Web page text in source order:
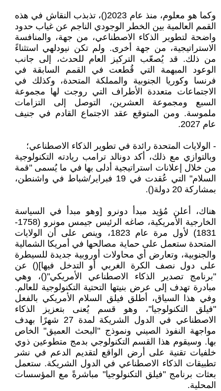
وكما هو معلوم، منذ عام 2023()، تذبذب النقاش في هذه
القمم العالمية بين الخطر الوجودي الناجم عن غياب حدود
واضحة لتطوير الذكاء الاصطناعي، من جهة، والمنافسة
الاستراتيجية، من جهة أخرى. ولم تكن نيودلهي استثناءً
من ذلك. قد يُصعّب التركيز العام للحدث، إلى جانب
الوعود المبهمة التي قُطعت في القمم السابقة في
فرنسا وكوريا الجنوبية والمملكة المتحدة، وكذلك في
الاجتماعات متعددة الأطراف التي روجت لها مجموعة
السبع ومجموعة العشرين، التوصل إلى التزامات
ملموسة. ومن المتوقع عقد الاجتماع القادم في جنيف
عام 2027.
- الولايات المتحدة رائدة في تطوير الذكاء الاصطناعي؛
وبالتوازي مع ذلك، أكد دونالد ترامب ريادته التكنولوجية
من خلال إعلانات استراتيجية أدلى بها في ما يُسمى "قمة
السلام" التي عُقدت في 19 فبراير/شباط في واشنطن،
بمشاركة 20 دولة().
هناك، أعلن مُؤيد مبدأ دونرو [وهو مبدأ في السياسة
الخارجية الأمريكية، صاغه الرئيس جيمس مونرو (1758-
1831) لأول مرة عام 1823، وينص على أن الولايات
المتحدة ستعمل على حماية مصالحها في أمريكا الشمالية
والجنوبية، وتعارض أي محاولات أوروبية جديدة للسيطرة
على دول نصف الكرة الغربي أو التدخل فيها]() عن
"برنامج تصدير الذكاء الاصطناعي الأمريكي"()، وهي
مبادرة تهدف إلى عرض بنيتها التحتية التكنولوجية للعالم.
وفي هذا السياق، أطلق فيلق السلام الأمريكي بالفعل
"فيلق التكنولوجيا"، وهو قسم يُعنى بتعزيز الذكاء
الاصطناعي في الدول الشريكة لمدة 27 شهرًا بهدف
مواجهة النفوذ الصيني ونموذج "البحث العميق" الخاص
بها. وسيقوم هذا القسم التكنولوجي بدمج متطوعين ذوي
خلفيات تقنية على أرض الواقع لتقديم الدعم في نشر
تطبيقات الذكاء الاصطناعي في الدول الشريكة. ستعمل
بعثات برنامج "فيلق التكنولوجيا" مباشرةً مع المؤسسات
المحلية.